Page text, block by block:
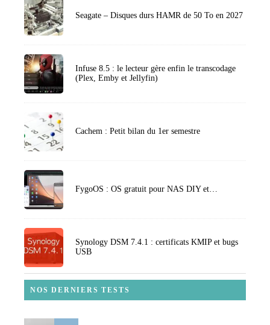
Seagate – Disques durs HAMR de 50 To en 2027
Infuse 8.5 : le lecteur gère enfin le transcodage
(Plex, Emby et Jellyfin)
Cachem : Petit bilan du 1er semestre
FygoOS : OS gratuit pour NAS DIY et…
Synology DSM 7.4.1 : certificats KMIP et bugs
USB
NOS DERNIERS TESTS